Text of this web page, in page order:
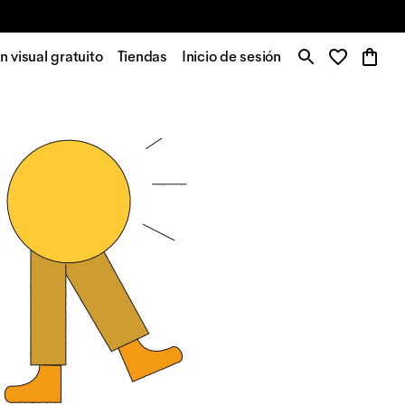
visual gratuito Tiendas Inicio de sesión